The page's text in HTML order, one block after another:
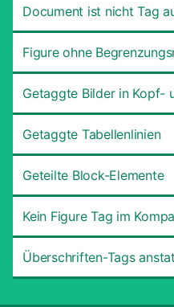
Document ist nicht Tag
Figure ohne
Getaggte Bilder in Kopf-
Getaggte Tabellenlinien
Geteilte Block-Elemente
Kein Figure Tag im
Überschriften-Tags